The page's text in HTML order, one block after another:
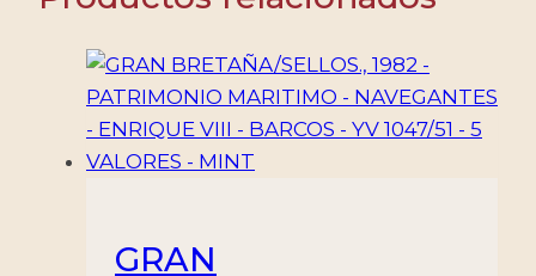
67/75
VALORES
cantidadGRAN